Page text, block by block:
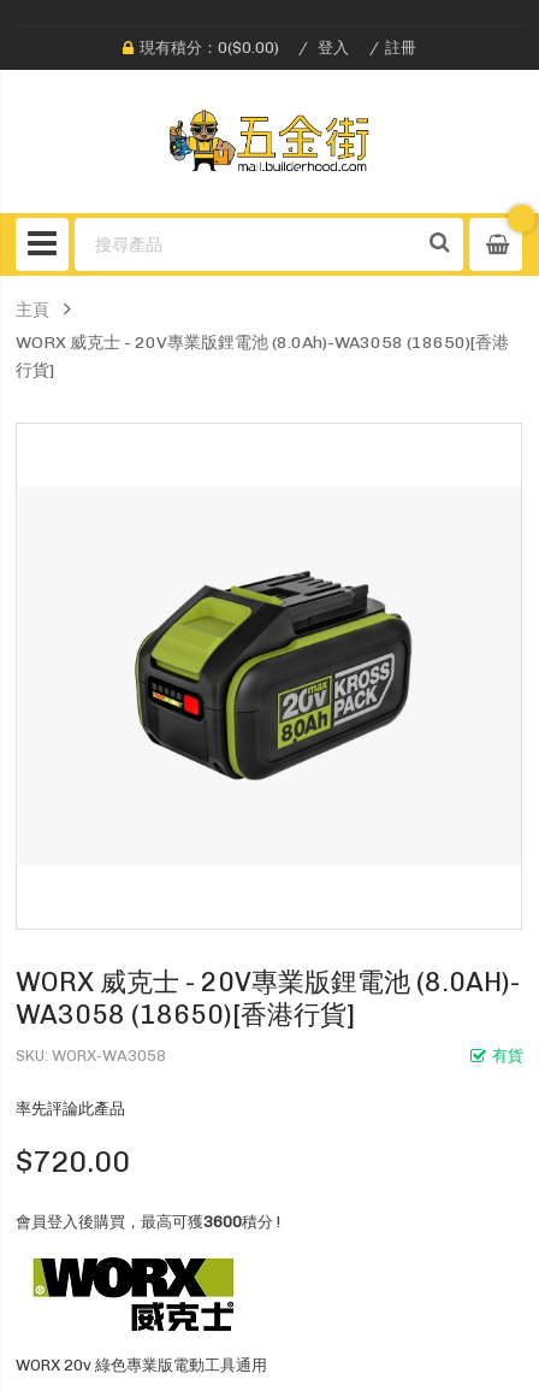
現有積分：0($0.00) 登入 註冊
主頁
WORX 威克士 - 20V專業版鋰電池 (8.0Ah)-WA3058 (18650)[香港
行貨]
WORX 威克士 - 20V專業版鋰電池 (8.0AH)-
WA3058 (18650)[香港行貨]
有貨
SKU WORX-WA3058
率先評論此產品
$720.00
會員登入後購買，最高可獲3600積分 !
WORX 20v 綠色專業版電動工具通用